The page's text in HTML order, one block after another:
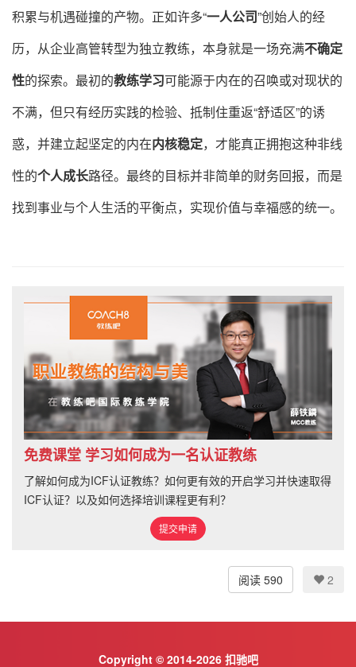
积累与机遇碰撞的产物。正如许多“一人公司”创始人的经
历，从企业高管转型为独立教练，本身就是一场充满不确定
性的探索。最初的教练学习可能源于内在的召唤或对现状的
不满，但只有经历实践的检验、抵制住重返“舒适区”的诱
惑，并建立起坚定的内在内核稳定，才能真正拥抱这种非线
性的个人成长路径。最终的目标并非简单的财务回报，而是
找到事业与个人生活的平衡点，实现价值与幸福感的统一。
免费课堂 学习如何成为一名认证教练
了解如何成为ICF认证教练？如何更有效的开启学习并快速取得
ICF认证？以及如何选择培训课程更有利？
提交申请
阅读 590 2
Copyright © 2014-2026 扣驰吧